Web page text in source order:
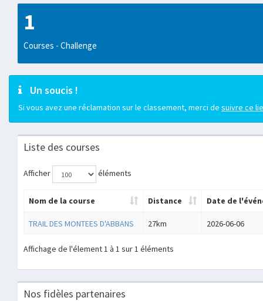
1
Courses - Challenge
Un soucis !
Si vous avez une réclamation sur le classement, merci de suivre ce
Liste des courses
Afficher éléments
Nom de la course Distance Date de
TRAIL DES MONTEES D'ABBANS 27km 2026-06-06
Affichage de l'élement 1 à 1 sur 1 éléments
Nos fidèles partenaires